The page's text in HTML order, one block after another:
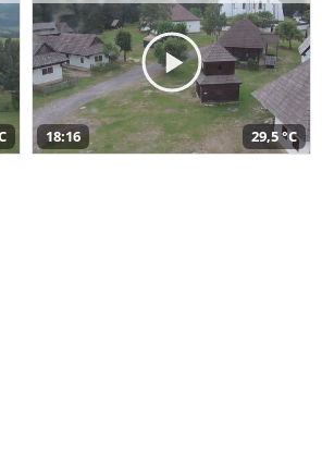
18:16 29,5 °C